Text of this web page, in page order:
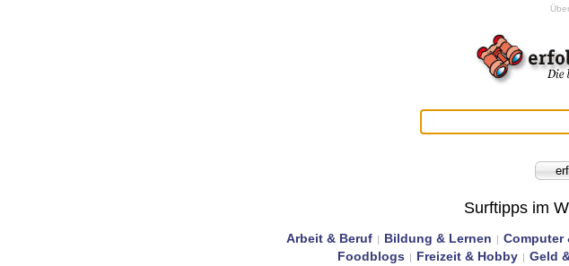
Surftipps im
Arbeit & Beruf | Bildung & Lernen | Computer
Foodblogs | Freizeit & Hobby | Geld